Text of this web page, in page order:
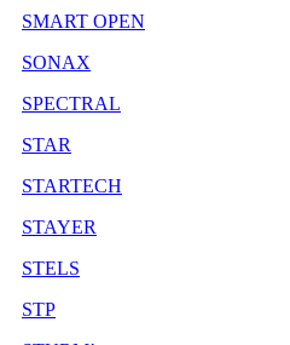
SMART OPEN
SONAX
SPECTRAL
STAR
STARTECH
STAYER
STELS
STP